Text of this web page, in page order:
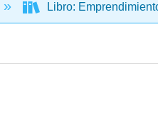
Libro: